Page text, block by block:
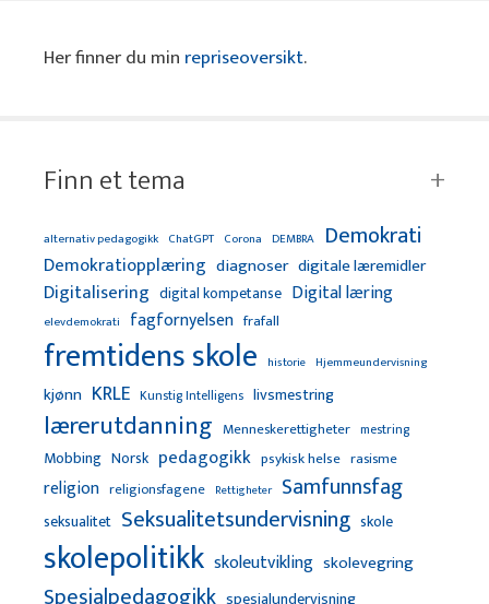
Her finner du min repriseoversikt.
Finn et tema
alternativ pedagogikk ChatGPT Corona DEMBRA Demokrati
Demokratiopplæring diagnoser digitale læremidler
Digitalisering digital kompetanse Digital læring
elevdemokrati fagfornyelsen frafall
fremtidens skole historie Hjemmeundervisning
kjønn KRLE Kunstig Intelligens livsmestring
lærerutdanning Menneskerettigheter mestring
Mobbing Norsk pedagogikk psykisk helse rasisme
religion religionsfagene Rettigheter Samfunnsfag
seksualitet Seksualitetsundervisning skole
skolepolitikk skoleutvikling skolevegring